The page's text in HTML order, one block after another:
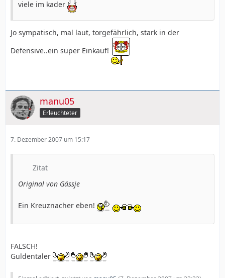
viele im kader
Jo sympatisch, mal laut, torgefährlich, stark in der
Defensive..ein super Einkauf!
manu05
Erleuchteter
7. Dezember 2007 um 15:17
Zitat
Original von Gässje
Ein Kreuznacher eben!
FALSCH!
Guldentaler